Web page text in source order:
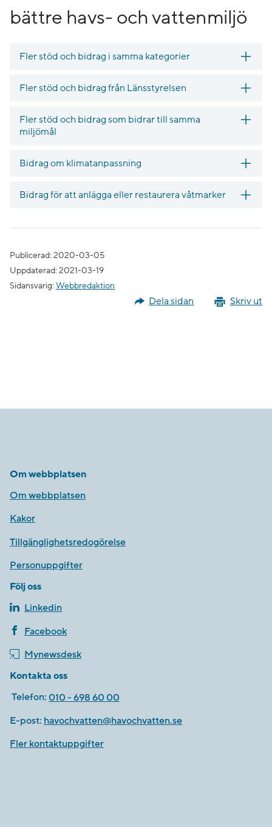
bättre havs- och vattenmiljö
Fler stöd och bidrag i samma kategorier
Fler stöd och bidrag från Länsstyrelsen
Fler stöd och bidrag som bidrar till samma
miljömål
Bidrag om klimatanpassning
Bidrag för att anlägga eller restaurera våtmarker
Publicerad: 2020-03-05
Uppdaterad: 2021-03-19
Sidansvarig: Webbredaktion
Skriv ut
Dela sidan
Om webbplatsen
Om webbplatsen
Kakor
Tillgänglighetsredogörelse
Personuppgifter
Följ oss
Linkedin
Facebook
Mynewsdesk
Kontakta oss
Telefon: 010 - 698 60 00
E-post: havochvatten@havochvatten.se
Fler kontaktuppgifter